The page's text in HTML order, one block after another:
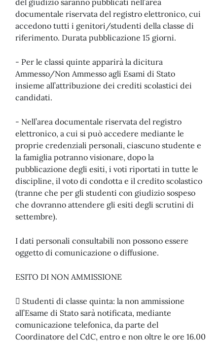
del giudizio saranno pubblicati nell’area
documentale riservata del registro elettronico, cui
accedono tutti i genitori/studenti della classe di
riferimento. Durata pubblicazione 15 giorni.
- Per le classi quinte apparirà la dicitura
Ammesso/Non Ammesso agli Esami di Stato
insieme all’attribuzione dei crediti scolastici dei
candidati.
- Nell’area documentale riservata del registro
elettronico, a cui si può accedere mediante le
proprie credenziali personali, ciascuno studente e
la famiglia potranno visionare, dopo la
pubblicazione degli esiti, i voti riportati in tutte le
discipline, il voto di condotta e il credito scolastico
(tranne che per gli studenti con giudizio sospeso
che dovranno attendere gli esiti degli scrutini di
settembre).
I dati personali consultabili non possono essere
oggetto di comunicazione o diffusione.
ESITO DI NON AMMISSIONE
 Studenti di classe quinta: la non ammissione
all’Esame di Stato sarà notificata, mediante
comunicazione telefonica, da parte del
Coordinatore del CdC, entro e non oltre le ore 16.00